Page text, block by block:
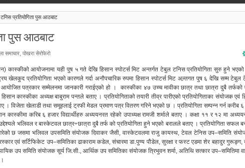
प्रतियोगिता पुस आठबाट
पुस आठबाट
समाचार पोखरा सेरोफेरो
कास्कीको आयोजनामा यही पुष ५ गते देखि हिसान स्पोटर्स मिट अन्तर्गत टेबुल टनिस प्रतियोगिता सुरु हुने
खेलकुद प्रतियोगिता भएको कारणले गर्दा अनौपचारिक रुपमा हिसान स्पोटर्स मिट अन्र्तगत पुष ६ देखि सम्म टेबुल
आयोजित पत्रकार सम्मेलनमा जानकारी गराईएको हो । कास्कीका ४७ उच्च मावीका छात्र तथा छात्रा दुबै
कास्कीका अध्यक्ष बाबुराम पन्तले बताए । प्रतियोगिताको तयारी तीव्र पारीएको प्रतियोगिताका संयोजक एवं
। विजेता खेलाडी तथा समूहलाई ट्रफी मेडल प्रमाण पत्र वितरण गरिने भएको छ । प्रतियोगिता सम्पन्न गर्न करीब
करिब ६ हजार विद्यार्थीहरु अध्ययनरत रहेको उपाध्यक्ष रामजी शर्माले बताए । कक्षा ११ र १२ मा
भलिवल र बास्केटवल छात्र÷छात्रा दुबै तर्फ को प्रतियोगिता हुने भएको बरालले बताए । प्रतियोगिता सफल
छ जसमा भलिवल उपसमिति संयोजक दिवाकर जैसी, वास्केटवलमा राजु कायस्थ, टेवल टेनिस उप–समिति
एवं सर्टिफिकेट उप–समितिका ढाकाराम कडेल, संचारमा डा.पुण्य पौडेल, सुरक्षा र फस्ट एडमा शेर बहादुर गुरूङ्ग,
उप समिति संयोजक सूर्य जि.सी., आर्थिक उप समितिका संयोजक त्रिभुवन शर्मा, अतिथि सत्कार उप–समितिमा